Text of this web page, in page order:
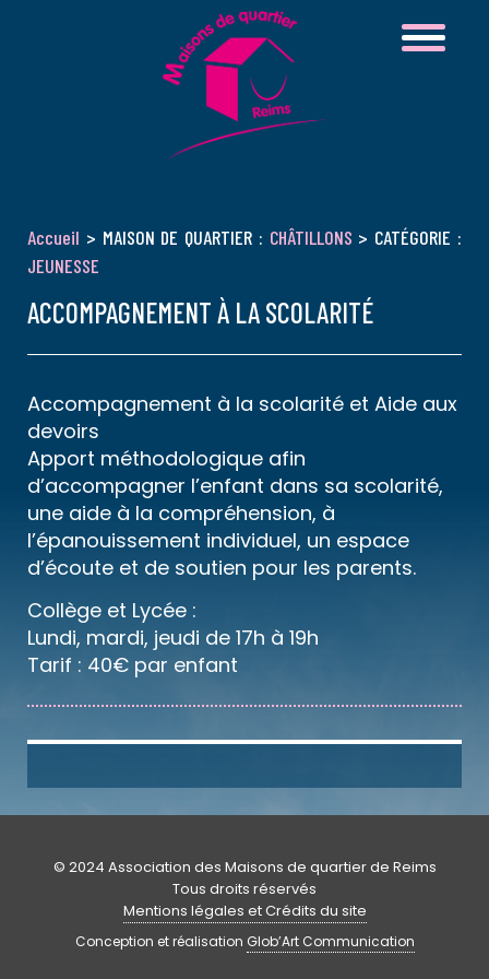
Accueil > MAISON DE QUARTIER : CHÂTILLONS > CATÉGORIE :
JEUNESSE
ACCOMPAGNEMENT À LA SCOLARITÉ
Accompagnement à la scolarité et Aide aux
devoirs
Apport méthodologique afin
d’accompagner l’enfant dans sa scolarité,
une aide à la compréhension, à
l’épanouissement individuel, un espace
d’écoute et de soutien pour les parents.
Collège et Lycée :
Lundi, mardi, jeudi de 17h à 19h
Tarif : 40€ par enfant
© 2024 Association des Maisons de quartier de Reims
Tous droits réservés
Mentions légales et Crédits du site
Conception et réalisation Glob’Art Communication